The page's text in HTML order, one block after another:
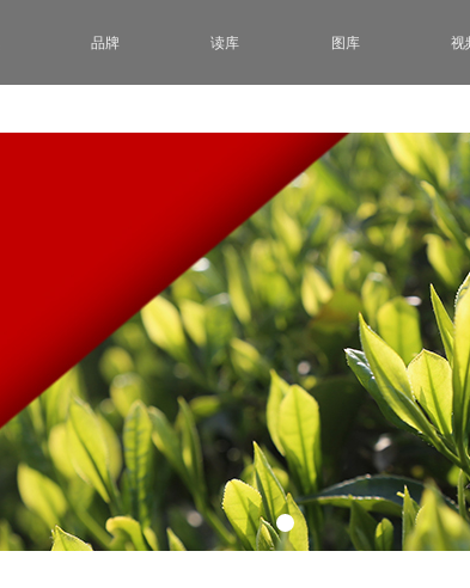
品牌 读库 图库 视